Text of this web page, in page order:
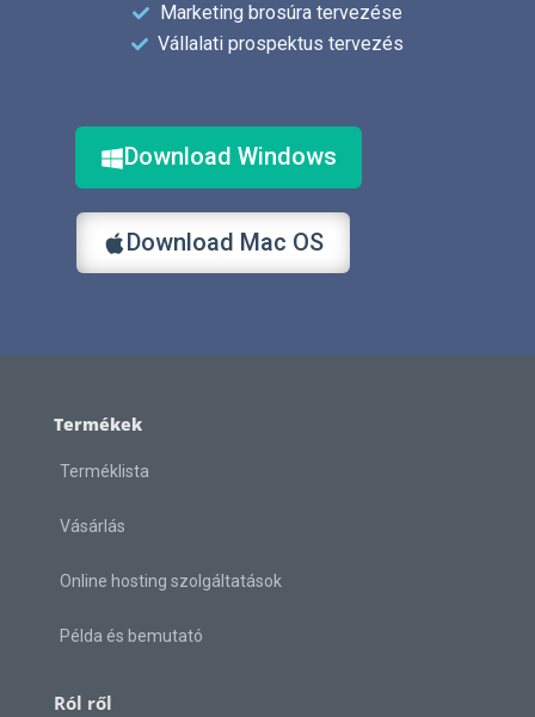
Marketing brosúra tervezése
Vállalati prospektus tervezés
Download Windows
Download Mac OS
Termékek
Terméklista
Vásárlás
Online hosting szolgáltatások
Példa és bemutató
Ról ről